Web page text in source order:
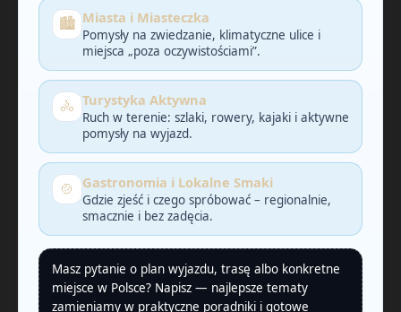
🏙️ Miasta i Miasteczka
Pomysły na zwiedzanie, klimatyczne ulice i
miejsca „poza oczywistościami”.
🚴 Turystyka Aktywna
Ruch w terenie: szlaki, rowery, kajaki i aktywne
pomysły na wyjazd.
🍲 Gastronomia i Lokalne Smaki
Gdzie zjeść i czego spróbować – regionalnie,
smacznie i bez zadęcia.
Masz pytanie o plan wyjazdu, trasę albo konkretne
miejsce w Polsce? Napisz — najlepsze tematy
zamieniamy w praktyczne poradniki i gotowe